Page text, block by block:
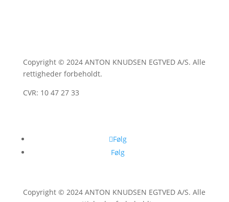
Copyright © 2024 ANTON KNUDSEN EGTVED A/S. Alle
rettigheder forbeholdt.
CVR: 10 47 27 33
Følg
Følg
Copyright © 2024 ANTON KNUDSEN EGTVED A/S. Alle